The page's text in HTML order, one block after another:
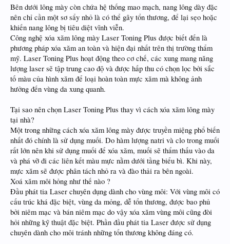
Bên dưới lông mày còn chứa hệ thống mao mạch, nang lông dày đặc
nên chỉ cần một sơ sẩy nhỏ là có thể gây tổn thương, để lại sẹo hoặc
khiến nang lông bị tiêu diệt vĩnh viễn.
Công nghệ xóa xăm lông mày Laser Toning Plus được biết đến là
phương pháp xóa xăm an toàn và hiện đại nhất trên thị trường thẩm
mỹ. Laser Toning Plus hoạt động theo cơ chế, các xung mang năng
lượng laser sẽ tập trung cao độ và được hấp thu có chọn lọc bởi sắc
tố màu của hình xăm để loại hoàn toàn mực xăm mà không ảnh
hưởng đến vùng da xung quanh.
Tại sao nên chọn Laser Toning Plus thay vì cách xóa xăm lông mày
tại nhà?
Một trong những cách xóa xăm lông mày được truyền miệng phổ biến
nhất đó chính là sử dụng muối. Do hàm lượng natri và clo trong muối
rất lớn nên khi sử dụng muối để xóa xăm, muối sẽ thẩm thấu vào da
và phá vỡ đi các liên kết màu mực nằm dưới tầng biểu bì. Khi này,
mực xăm sẽ được phân tách nhỏ ra và đào thải ra bên ngoài.
Xoá xăm môi hỏng như thế nào ?
Đầu phát tia Laser chuyên dụng dành cho vùng môi: Với vùng môi có
cấu trúc khá đặc biệt, vùng da mỏng, dễ tổn thương, được bao phủ
bởi niêm mạc và bán niêm mạc do vậy xóa xăm vùng môi cũng đòi
hỏi những kỹ thuật đặc biệt. Phần đầu phát tia Laser được sử dụng
chuyên dành cho môi tránh những tổn thương không đáng có.